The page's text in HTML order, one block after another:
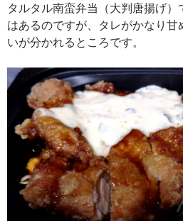
タルタル南蛮弁当（大判唐揚げ
はあるのですが、タレがかなり
いが分かれるところです。